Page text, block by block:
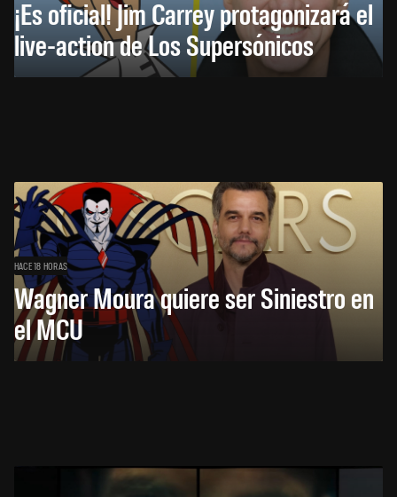
¡Es oficial! Jim Carrey protagonizará el
live-action de Los Supersónicos
HACE 18 HORAS
Wagner Moura quiere ser Siniestro en
el MCU